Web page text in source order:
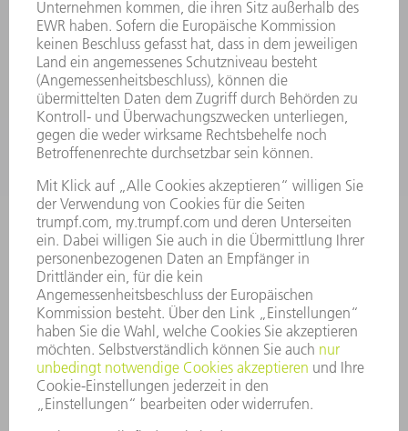
ELEKTROWERKZEUGE
SMART FACTORY
SOFTWARE
SERVICES
ANWENDUNGEN
BRANCHEN
UNTERNEHMEN
KARRIERE
STELLENANGEBOTE
VORSTAND
GESCHÄFTSBERICHT
UNTERNEHMENSGRUNDSÄTZE
COMPLIANCE
HINWEISGEBERSYSTEM
SECURITY
PRESSEMITTEILUNGEN
MAGAZINE
LIEFERANTEN
NACHHALTIGKEIT
UMWELT & KLIMA
SOZIALES & GESELLSCHAFT
UNTERNEHMENSFÜHRUNG